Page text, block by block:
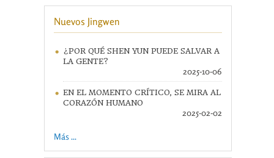
Nuevos Jingwen
¿POR QUÉ SHEN YUN PUEDE SALVAR A
LA GENTE?
2025-10-06
EN EL MOMENTO CRÍTICO, SE MIRA AL
CORAZÓN HUMANO
2025-02-02
Más ...